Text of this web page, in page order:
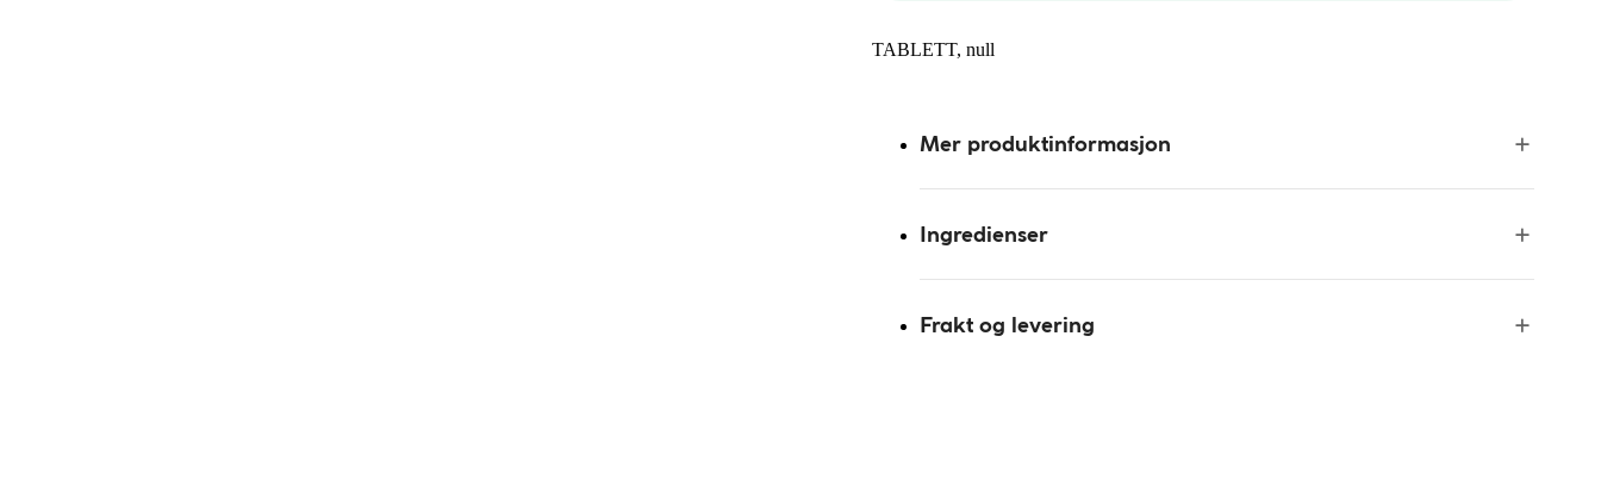
TABLETT, null
Mer produktinformasjon
Ingredienser
Frakt og levering